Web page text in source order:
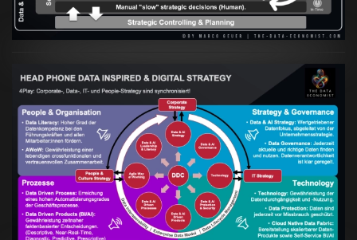
Artikel:Kennst Du schon die "Head Phone
Data Driven Strategy"?
VIEW